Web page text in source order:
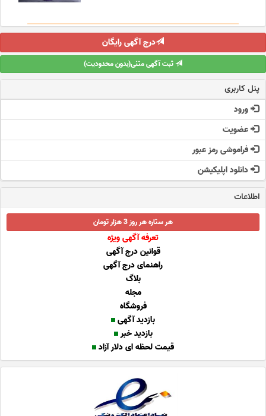
درج آگهی رایگان
ثبت آگهی متنی(بدون محدودیت)
پنل کاربری
ورود
عضویت
فراموشی رمز عبور
دانلود اپلیکیشن
اطلاعات
هر ستاره هر روز 3 هزار تومان
تعرفه آگهی ویژه
قوانین درج آگهی
راهنمای درج آگهی
بلاگ
مجله
فروشگاه
بازدید آگهی
بازدید خبر
قیمت لحظه ای دلار آزاد